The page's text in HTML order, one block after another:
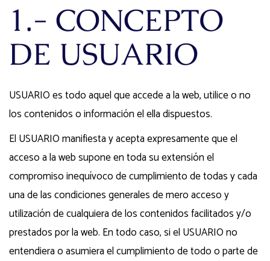
1.- CONCEPTO
DE USUARIO
USUARIO es todo aquel que accede a la web, utilice o no
los contenidos o información el ella dispuestos.
El USUARIO manifiesta y acepta expresamente que el
acceso a la web supone en toda su extensión el
compromiso inequívoco de cumplimiento de todas y cada
una de las condiciones generales de mero acceso y
utilización de cualquiera de los contenidos facilitados y/o
prestados por la web. En todo caso, si el USUARIO no
entendiera o asumiera el cumplimiento de todo o parte de